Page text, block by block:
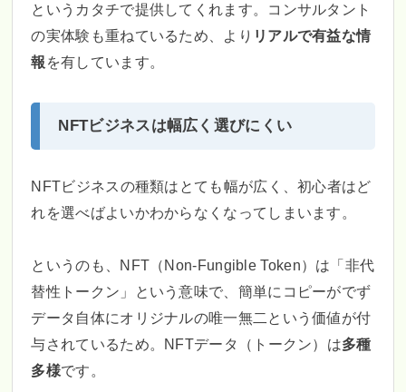
というカタチで提供してくれます。コンサルタント
の実体験も重ねているため、より リアルで有益な情
報 を有しています。
NFTビジネスは幅広く選びにくい
NFTビジネスの種類はとても幅が広く、初心者はど
れを選べばよいかわからなくなってしまいます。
というのも、NFT（Non-Fungible Token）は「非代
替性トークン」という意味で、簡単にコピーがでず
データ自体にオリジナルの唯一無二という価値が付
与されているため。NFTデータ（トークン）は多種
多様です。